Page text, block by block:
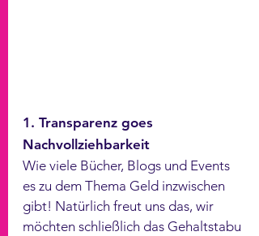
1. Transparenz goes
Nachvollziehbarkeit
Wie viele Bücher, Blogs und Events
es zu dem Thema Geld inzwischen
gibt! Natürlich freut uns das, wir
möchten schließlich das Gehaltstabu